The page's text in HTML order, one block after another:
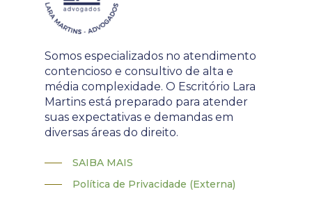
Somos especializados no atendimento
contencioso e consultivo de alta e
média complexidade. O Escritório Lara
Martins está preparado para atender
suas expectativas e demandas em
diversas áreas do direito.
SAIBA MAIS
Política de Privacidade (Externa)